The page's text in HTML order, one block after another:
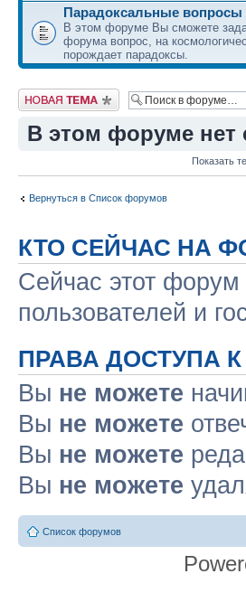
Парадоксальные вопросы
В этом форуме Вы сможете
форума вопрос, на
порождает парадоксы.
Начать новую тему
В этом форуме нет
Показать
Вернуться в Список форумов
КТО СЕЙЧАС НА
Сейчас этот форум
пользователей и
ПРАВА ДОСТУПА
Вы не можете
Вы не можете
Вы не можете
Вы не можете
Список форумов